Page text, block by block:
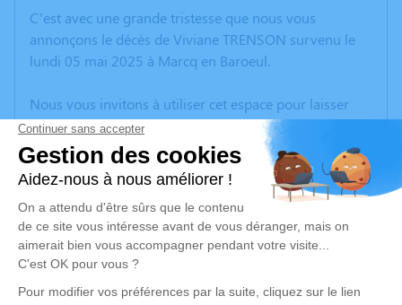
C’est avec une grande tristesse que nous vous
annonçons le décès de Viviane TRENSON survenu le
lundi 05 mai 2025 à Marcq en Baroeul.
Nous vous invitons à utiliser cet espace pour laisser
vos condoléances, partager des photos souvenirs, une
anecdote ou exprimer vos pensées à travers des
poèmes ou des textes. Cet endroit est un lieu
d'expression dédié à honorer la mémoire de Viviane
TRENSON.
Un service de plantation d’arbre hommage est
disponible ici.